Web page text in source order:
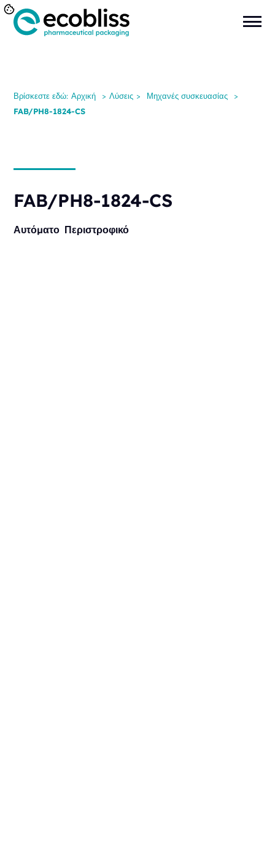
Βρίσκεστε εδώ: Αρχική > Λύσεις > Μηχανές συσκευασίας
>
FAB/PH8-1824-CS
FAB/PH8-1824-CS
Αυτόματο Περιστροφικό